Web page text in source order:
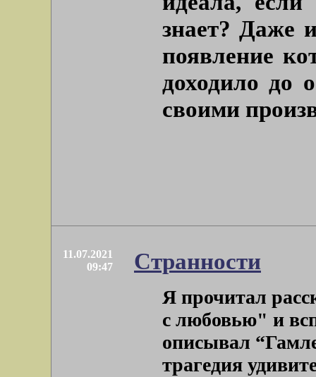
знает? Даже
появление
доходило до
своими
11.07.2021
09:47
Странности
Я прочитал
с любовью" и
описывал
трагедия